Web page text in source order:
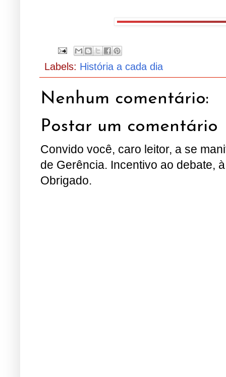
Labels: História a cada dia
Nenhum comentário:
Postar um comentário
Convido você, caro leitor, a se
de Gerência. Incentivo ao debate,
Obrigado.